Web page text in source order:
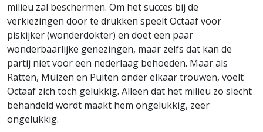
milieu zal beschermen. Om het succes bij de
verkiezingen door te drukken speelt Octaaf voor
piskijker (wonderdokter) en doet een paar
wonderbaarlijke genezingen, maar zelfs dat kan de
partij niet voor een nederlaag behoeden. Maar als
Ratten, Muizen en Puiten onder elkaar trouwen, voelt
Octaaf zich toch gelukkig. Alleen dat het milieu zo slecht
behandeld wordt maakt hem ongelukkig, zeer
ongelukkig.